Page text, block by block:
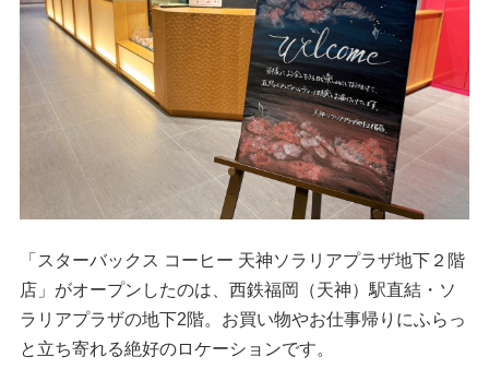
「スターバックス コーヒー 天神ソラリアプラザ地下２階
店」がオープンしたのは、西鉄福岡（天神）駅直結・ソ
ラリアプラザの地下2階。お買い物やお仕事帰りにふらっ
と立ち寄れる絶好のロケーションです。